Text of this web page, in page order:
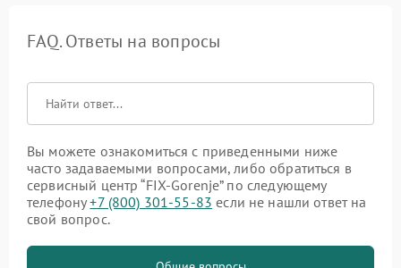
FAQ. Ответы на вопросы
Вы можете ознакомиться с приведенными ниже
часто задаваемыми вопросами, либо обратиться в
сервисный центр “FIX-Gorenje” по следующему
телефону+7 (800) 301-55-83 если не нашли ответ на
свой вопрос.